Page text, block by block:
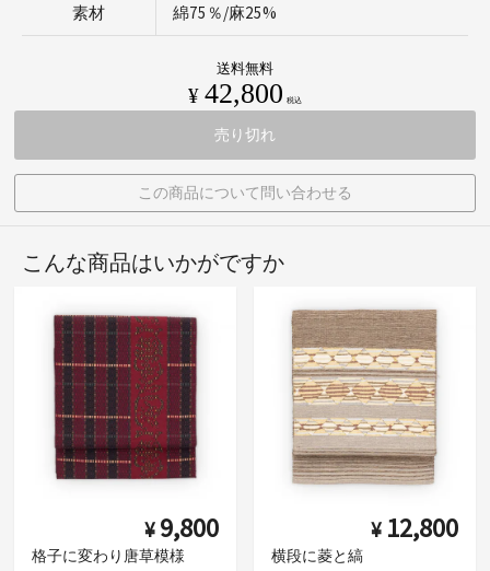
素材 綿75％/麻25%
送料無料
¥ 42,800 税込
売り切れ
この商品について問い合わせる
こんな商品はいかがですか
¥ 9,800
格子に変わり唐草模様
¥ 12,800
横段に菱と縞